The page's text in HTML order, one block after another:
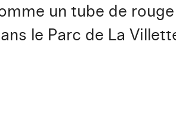
un tube de
le Parc de La